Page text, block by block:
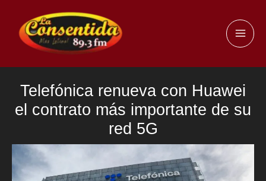
contenido
Telefónica renueva con Huawei
el contrato más importante de su
red 5G